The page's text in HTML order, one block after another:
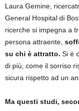
Laura Gemine,
General Hospital di
ricerche si impegna a
persona attraente,
su chi è attratto. Si è
di più, come il sorriso
sicura rispetto ad un
Ma questi studi,